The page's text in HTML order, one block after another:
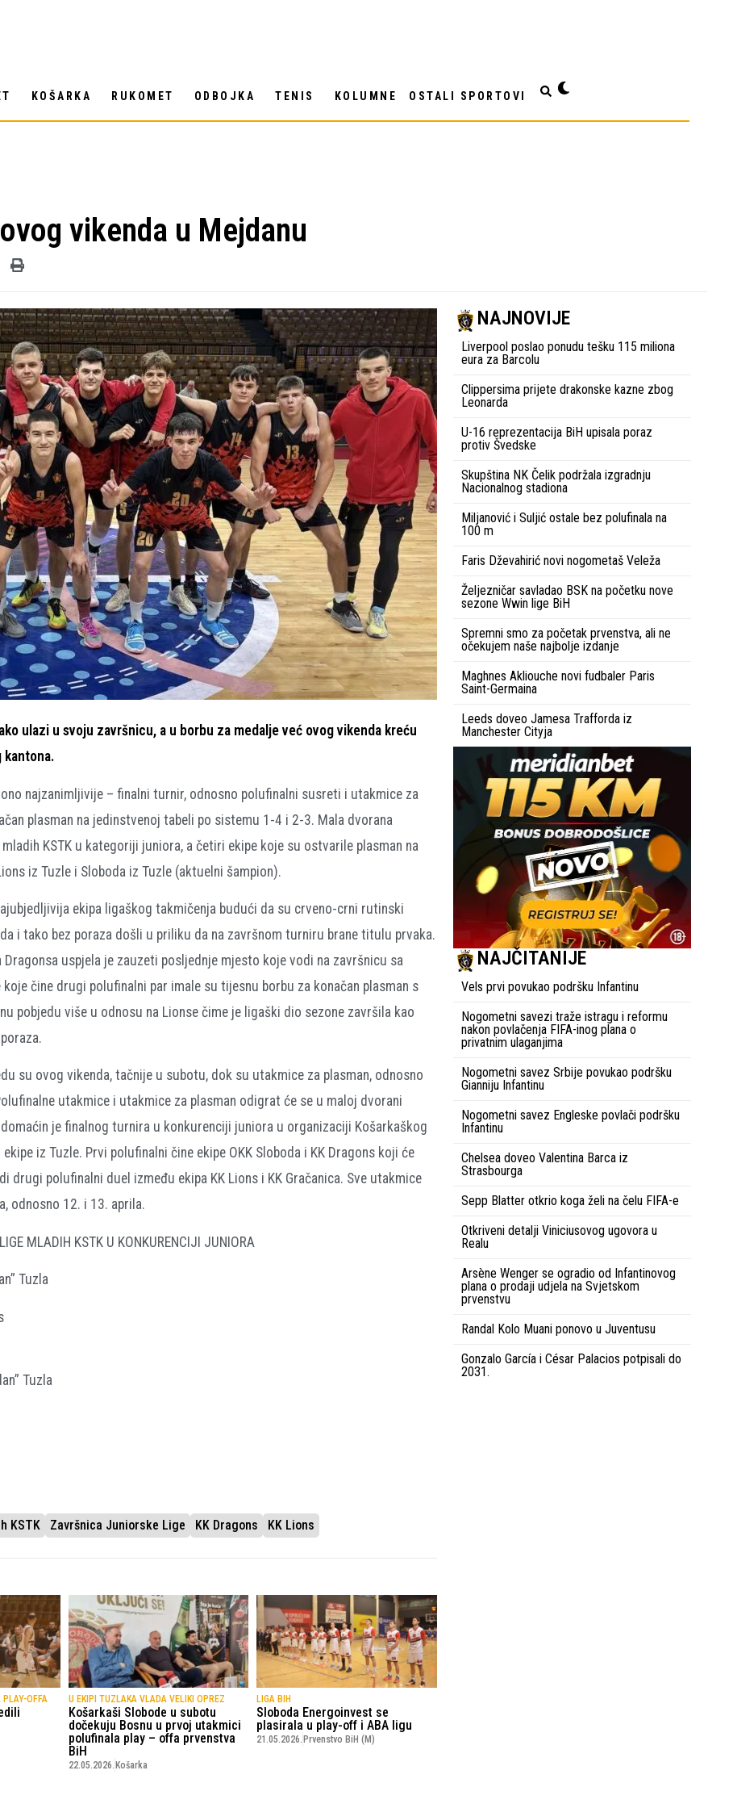
KOŠARKA RUKOMET ODBOJKA TENIS KOLUMNE OSTALI SPORTOVI
vikenda u Mejdanu
ulazi u svoju završnicu, a u borbu za medalje već ovog vikenda kreću
najzanimljivije – finalni turnir, odnosno polufinalni susreti i utakmice za
plasman na jedinstvenoj tabeli po sistemu 1-4 i 2-3. Mala dvorana
KSTK u kategoriji juniora, a četiri ekipe koje su ostvarile plasman na
iz Tuzle i Sloboda iz Tuzle (aktuelni šampion).
ekipa ligaškog takmičenja budući da su crveno-crni rutinski
i tako bez poraza došli u priliku da na završnom turniru brane titulu prvaka.
uspjela je zauzeti posljednje mjesto koje vodi na završnicu sa
čine drugi polufinalni par imale su tijesnu borbu za konačan plasman s
pobjedu više u odnosu na Lionse čime je ligaški dio sezone završila kao
su ovog vikenda, tačnije u subotu, dok su utakmice za plasman, odnosno
utakmice i utakmice za plasman odigrat će se u maloj dvorani
je finalnog turnira u konkurenciji juniora u organizaciji Košarkaškog
iz Tuzle. Prvi polufinalni čine ekipe OKK Sloboda i KK Dragons koji će
polufinalni duel između ekipa KK Lions i KK Gračanica. Sve utakmice
odnosno 12. i 13. aprila.
MLADIH KSTK U KONKURENCIJI JUNIORA
Tuzla
Tuzla
KSTK Završnica Juniorske Lige KK Dragons KK Lions
OFFA U EKIPI TUZLAKA VLADA VELIKI OPREZ
Košarkaši Slobode u subotu
dočekuju Bosnu u prvoj utakmici
polufinala play – offa prvenstva
BiH
22.05.2026. Košarka
LIGA BIH
Sloboda Energoinvest se
plasirala u play-off i ABA ligu
21.05.2026. Prvenstvo BiH (M)
NAJNOVIJE
Liverpool poslao ponudu tešku 115 miliona
eura za Barcolu
Clippersima prijete drakonske kazne zbog
Leonarda
U-16 reprezentacija BiH upisala poraz
protiv Švedske
Skupština NK Čelik podržala izgradnju
Nacionalnog stadiona
Miljanović i Suljić ostale bez polufinala na
100 m
Faris Dževahirić novi nogometaš Veleža
Željezničar savladao BSK na početku nove
sezone Wwin lige BiH
Spremni smo za početak prvenstva, ali ne
očekujem naše najbolje izdanje
Maghnes Akliouche novi fudbaler Paris
Saint-Germaina
Leeds doveo Jamesa Trafforda iz
Manchester Cityja
NAJČITANIJE
Vels prvi povukao podršku Infantinu
Nogometni savezi traže istragu i reformu
nakon povlačenja FIFA-inog plana o
privatnim ulaganjima
Nogometni savez Srbije povukao podršku
Gianniju Infantinu
Nogometni savez Engleske povlači podršku
Infantinu
Chelsea doveo Valentina Barca iz
Strasbourga
Sepp Blatter otkrio koga želi na čelu FIFA-e
Otkriveni detalji Viniciusovog ugovora u
Realu
Arsène Wenger se ogradio od Infantinovog
plana o prodaji udjela na Svjetskom
prvenstvu
Randal Kolo Muani ponovo u Juventusu
Gonzalo García i César Palacios potpisali do
2031.